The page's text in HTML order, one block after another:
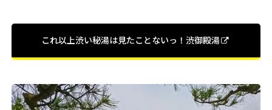
これ以上渋い秘湯は見たことないっ！渋御殿湯